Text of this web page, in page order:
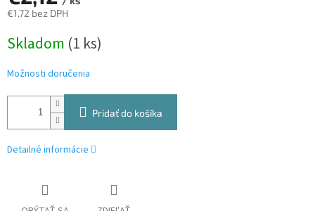
€1,72 bez DPH
cena:
Skladom (1 ks)
Možnosti doručenia
Pridať do košíka
Detailné informácie